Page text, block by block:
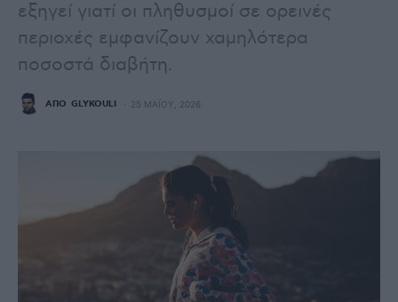
εξηγεί γιατί οι πληθυσμοί σε ορεινές
περιοχές εμφανίζουν χαμηλότερα
ποσοστά διαβήτη.
ΑΠΌ GLYKOULI 25 ΜΑΪ́ΟΥ, 2026